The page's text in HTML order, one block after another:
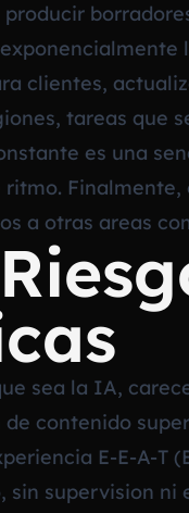
producir
clientes,
tareas que
es una
ritmo.
a otras areas
sea la IA,
de contenido
E-E-A-T
sin supervision